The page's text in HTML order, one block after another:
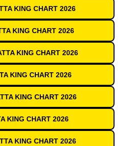
KING CHART 2026
KING CHART 2026
KING CHART 2026
KING CHART 2026
KING CHART 2026
KING CHART 2026
KING CHART 2026